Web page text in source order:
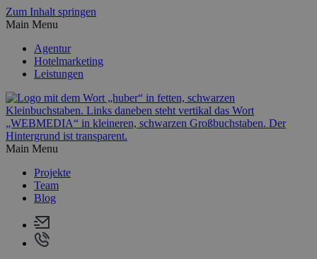
Zum Inhalt springen
Main Menu
Agentur
Hotelmarketing
Leistungen
Main Menu
Projekte
Team
Blog